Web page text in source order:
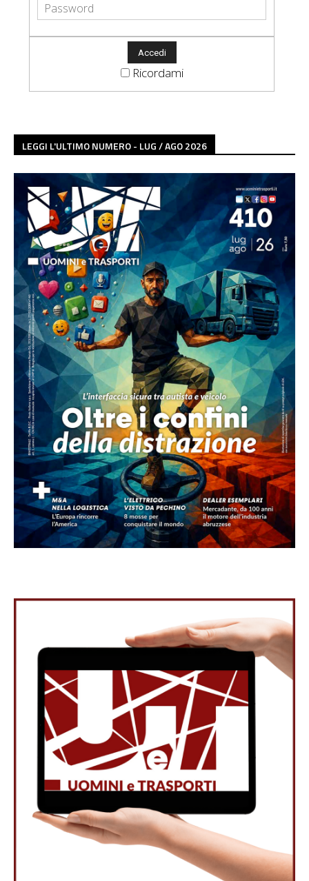
Ricordami
LEGGI L'ULTIMO NUMERO - LUG / AGO 2026